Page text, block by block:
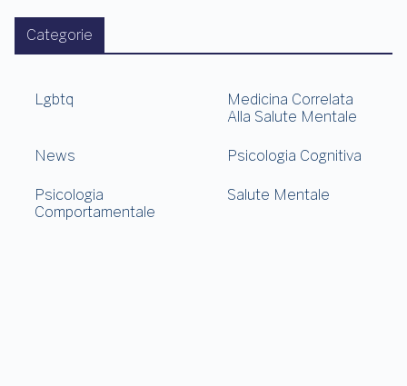
Categorie
Lgbtq
Medicina Correlata
Alla Salute Mentale
News Psicologia Cognitiva
Psicologia
Comportamentale
Salute Mentale